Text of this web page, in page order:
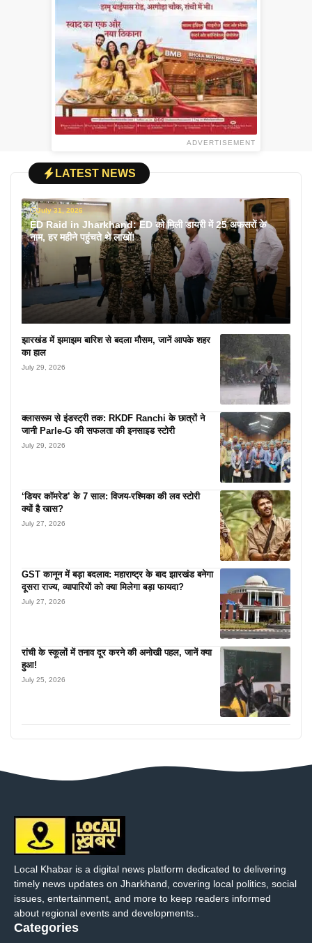
ADVERTISEMENT
LATEST NEWS
July 31, 2026
ED Raid in Jharkhand: ED को मिली डायरी में 25 अफसरों के
नाम, हर महीने पहुंचते थे लाखों!
झारखंड में झमाझम बारिश से बदला मौसम, जानें आपके शहर
का हाल
July 29, 2026
क्लासरूम से इंडस्ट्री तक: RKDF Ranchi के छात्रों ने
जानी Parle-G की सफलता की इनसाइड स्टोरी
July 29, 2026
‘डियर कॉमरेड’ के 7 साल: विजय-रश्मिका की लव स्टोरी
क्यों है खास?
July 27, 2026
GST कानून में बड़ा बदलाव: महाराष्ट्र के बाद झारखंड बनेगा
दूसरा राज्य, व्यापारियों को क्या मिलेगा बड़ा फायदा?
July 27, 2026
रांची के स्कूलों में तनाव दूर करने की अनोखी पहल, जानें क्या
हुआ!
July 25, 2026
Local Khabar is a digital news platform dedicated to delivering
timely news updates on Jharkhand, covering local politics, social
issues, entertainment, and more to keep readers informed
about regional events and developments..
Categories